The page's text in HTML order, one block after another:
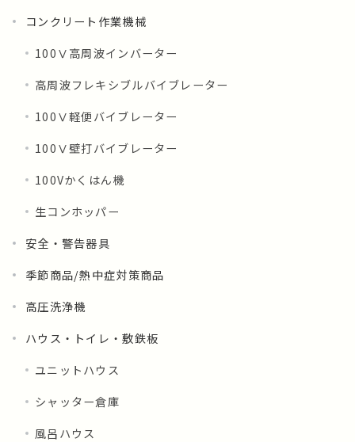
コンクリート作業機械
100Ⅴ高周波インバーター
高周波フレキシブルバイブレーター
100Ⅴ軽便バイブレーター
100Ⅴ壁打バイブレーター
100Vかくはん機
生コンホッパー
安全・警告器具
季節商品/熱中症対策商品
高圧洗浄機
ハウス・トイレ・敷鉄板
ユニットハウス
シャッター倉庫
風呂ハウス